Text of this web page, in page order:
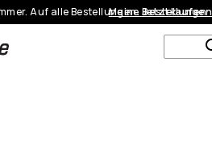
Auf alle Bestellungen. Jetzt kaufen
Meine Bestellungen